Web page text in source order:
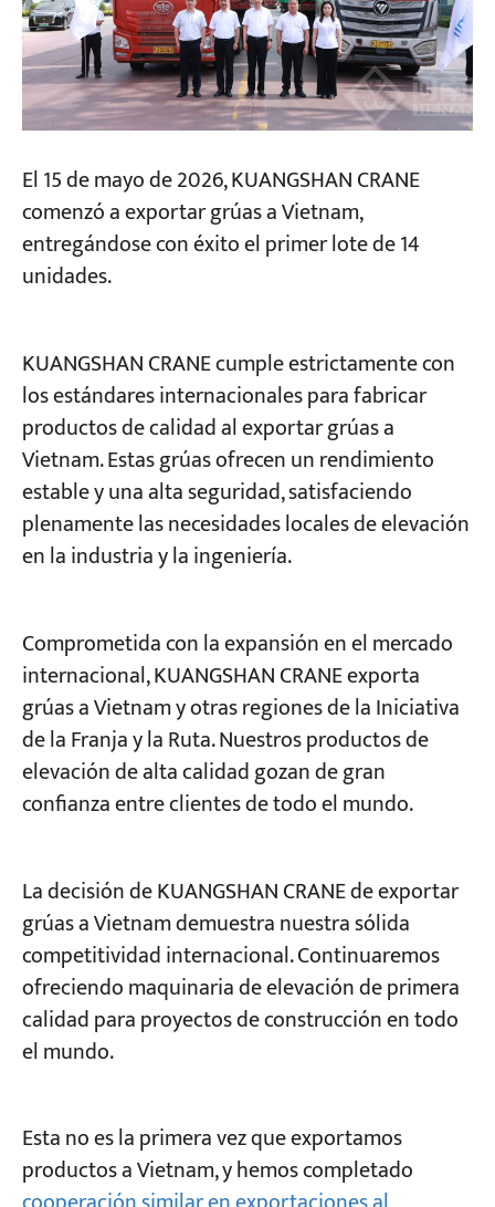
Proyectos
Sobre nosotros
Contáctenos
El 15 de mayo de 2026, KUANGSHAN CRANE
comenzó a exportar grúas a Vietnam,
entregándose con éxito el primer lote de 14
unidades.
KUANGSHAN CRANE cumple estrictamente con
los estándares internacionales para fabricar
productos de calidad al exportar grúas a
Vietnam. Estas grúas ofrecen un rendimiento
estable y una alta seguridad, satisfaciendo
plenamente las necesidades locales de elevación
en la industria y la ingeniería.
Comprometida con la expansión en el mercado
internacional, KUANGSHAN CRANE exporta
grúas a Vietnam y otras regiones de la Iniciativa
de la Franja y la Ruta. Nuestros productos de
elevación de alta calidad gozan de gran
confianza entre clientes de todo el mundo.
La decisión de KUANGSHAN CRANE de exportar
grúas a Vietnam demuestra nuestra sólida
competitividad internacional. Continuaremos
ofreciendo maquinaria de elevación de primera
calidad para proyectos de construcción en todo
el mundo.
Esta no es la primera vez que exportamos
productos a Vietnam, y hemos completado